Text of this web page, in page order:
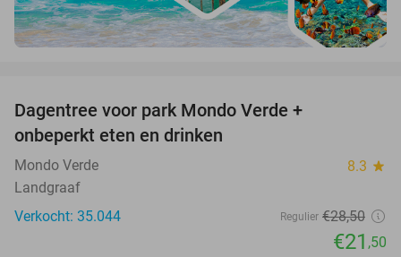
Dagentree voor park Mondo Verde +
onbeperkt eten en drinken
Mondo Verde 8.3 star
Landgraaf
Verkocht: 35.044
Regulier €28,50
€21 ,50